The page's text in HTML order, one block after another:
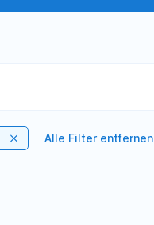
Alle Filter entfernen